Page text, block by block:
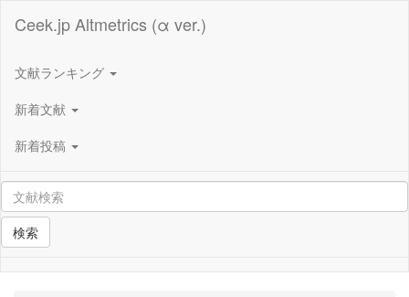
Ceek.jp Altmetrics (α ver.)
文献ランキング
新着文献
新着投稿
検索